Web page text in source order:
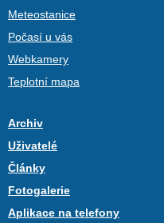
Meteostanice
Počasí u vás
Webkamery
Teplotní mapa
Archiv
Uživatelé
Články
Fotogalerie
Aplikace na telefony